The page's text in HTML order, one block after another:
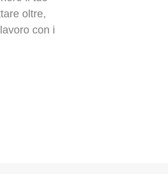
oltre,
con i